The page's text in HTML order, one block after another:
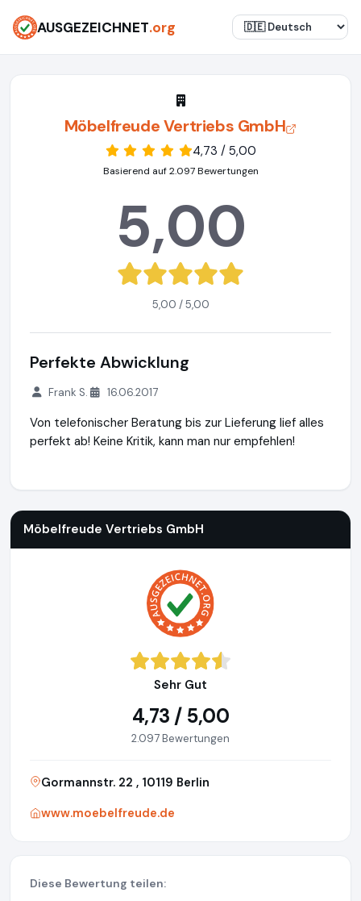
AUSGEZEICHNET.org
Möbelfreude Vertriebs GmbH
4,73 / 5,00
Basierend auf 2.097 Bewertungen
5,00
5,00 / 5,00
Perfekte Abwicklung
Frank S. 16.06.2017
Von telefonischer Beratung bis zur Lieferung lief alles
perfekt ab! Keine Kritik, kann man nur empfehlen!
Möbelfreude Vertriebs GmbH
Sehr Gut
4,73 / 5,00
2.097 Bewertungen
Gormannstr. 22 , 10119 Berlin
www.moebelfreude.de
Diese Bewertung teilen: